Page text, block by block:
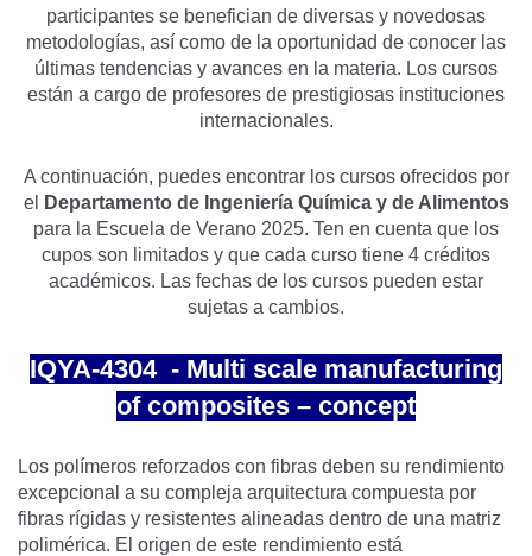
participantes se benefician de diversas y novedosas
metodologías, así como de la oportunidad de conocer las
últimas tendencias y avances en la materia. Los cursos
están a cargo de profesores de prestigiosas instituciones
internacionales.
A continuación, puedes encontrar los cursos ofrecidos por
el
Departamento de Ingeniería Química y de Alimentos
para la Escuela de Verano 2025. Ten en cuenta que los
cupos son limitados y que cada curso tiene 4 créditos
académicos. Las fechas de los cursos pueden estar
sujetas a cambios.
IQYA-4304 - Multi scale manufacturing
of composites – concept
Los polímeros reforzados con fibras deben su rendimiento
excepcional a su compleja arquitectura compuesta por
fibras rígidas y resistentes alineadas dentro de una matriz
polimérica. El origen de este rendimiento está